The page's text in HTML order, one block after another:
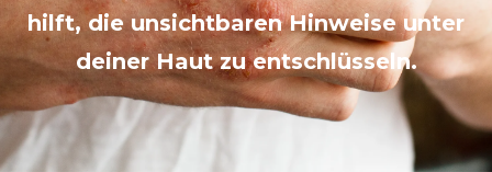
hilft, die unsichtbaren Hinweise unter
deiner Haut zu entschlüsseln.